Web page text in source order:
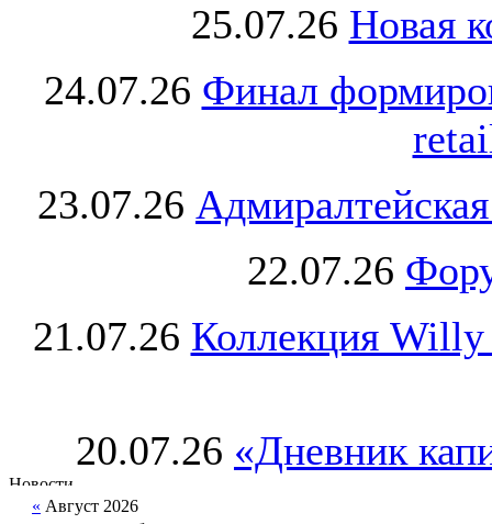
25.07.26 Новая
24.07.26 Финал
23.07.26
22.07.26
21.07.26 Коллекция Willy
20.07.26 «Дневник
« Август 2026